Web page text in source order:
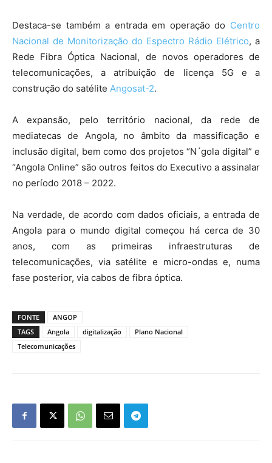
Destaca-se também a entrada em operação do Centro
Nacional de Monitorização do Espectro Rádio Elétrico, a
Rede Fibra Óptica Nacional, de novos operadores de
telecomunicações, a atribuição de licença 5G e a
construção do satélite Angosat-2.
A expansão, pelo território nacional, da rede de
mediatecas de Angola, no âmbito da massificação e
inclusão digital, bem como dos projetos “N´gola digital” e
“Angola Online” são outros feitos do Executivo a assinalar
no período 2018 – 2022.
Na verdade, de acordo com dados oficiais, a entrada de
Angola para o mundo digital começou há cerca de 30
anos, com as primeiras infraestruturas de
telecomunicações, via satélite e micro-ondas e, numa
fase posterior, via cabos de fibra óptica.
FONTE
ANGOP
TAGS
Angola digitalização
Plano Nacional
Telecomunicações